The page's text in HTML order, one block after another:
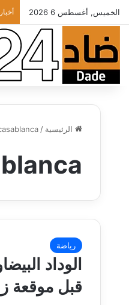
الخميس, أغسطس 6 2026
الرئيسية /
رياضة
الوداد
قبل موقعة